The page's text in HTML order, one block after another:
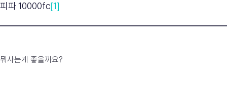
피파 10000fc[1]
뭐사는게 좋을까요?